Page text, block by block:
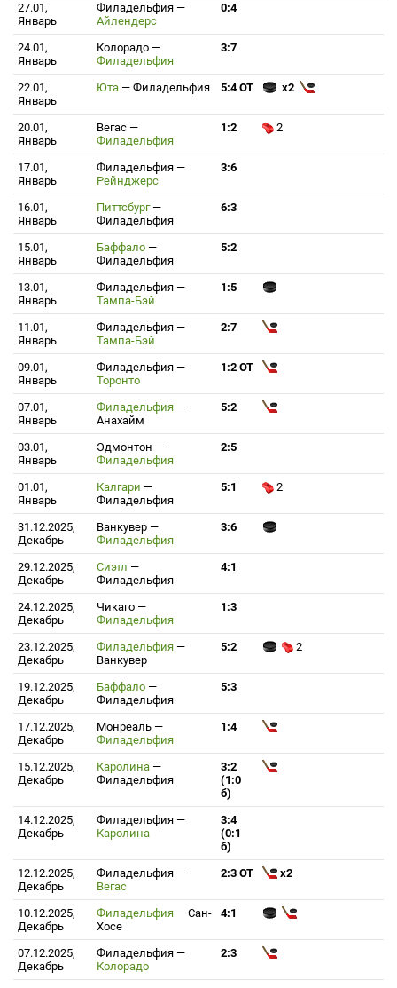
27.01,
Январь
Филадельфия —
Айлендерс
0:4
24.01,
Январь
Колорадо —
Филадельфия
3:7
22.01,
Январь
Юта — Филадельфия 5:4 ОТ x2
20.01,
Январь
Вегас —
Филадельфия
1:2 2
17.01,
Январь
Филадельфия —
Рейнджерс
3:6
16.01,
Январь
Питтсбург —
Филадельфия
6:3
15.01,
Январь
Баффало —
Филадельфия
5:2
13.01,
Январь
Филадельфия —
Тампа-Бэй
1:5
11.01,
Январь
Филадельфия —
Тампа-Бэй
2:7
09.01,
Январь
Филадельфия —
Торонто
1:2 ОТ
07.01,
Январь
Филадельфия —
Анахайм
5:2
03.01,
Январь
Эдмонтон —
Филадельфия
2:5
01.01,
Январь
Калгари —
Филадельфия
5:1 2
31.12.2025,
Декабрь
Ванкувер —
Филадельфия
3:6
29.12.2025,
Декабрь
Сиэтл —
Филадельфия
4:1
24.12.2025,
Декабрь
Чикаго —
Филадельфия
1:3
23.12.2025,
Декабрь
Филадельфия —
Ванкувер
5:2 2
19.12.2025,
Декабрь
Баффало —
Филадельфия
5:3
17.12.2025,
Декабрь
Монреаль —
Филадельфия
1:4
15.12.2025,
Декабрь
Каролина —
Филадельфия
3:2
(1:0
б)
14.12.2025,
Декабрь
Филадельфия —
Каролина
3:4
(0:1
б)
12.12.2025,
Декабрь
Филадельфия —
Вегас
2:3 ОТ x2
10.12.2025,
Декабрь
Филадельфия — Сан-
Хосе
4:1
07.12.2025,
Декабрь
Филадельфия —
Колорадо
2:3